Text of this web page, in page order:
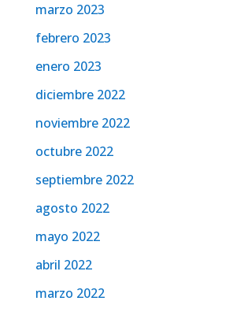
marzo 2023
febrero 2023
enero 2023
diciembre 2022
noviembre 2022
octubre 2022
septiembre 2022
agosto 2022
mayo 2022
abril 2022
marzo 2022